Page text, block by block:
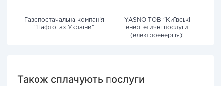
Газопостачальна компанія
"Нафтогаз України"
YASNO ТОВ "Київські
енергетичні послуги
(електроенергія)"
Також сплачують послуги